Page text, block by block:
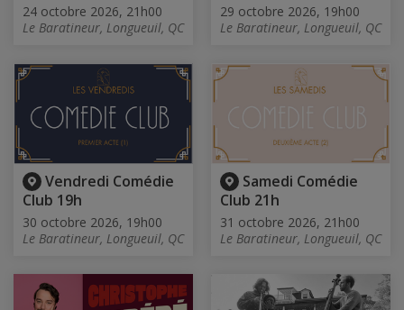
24 octobre 2026, 21h00
Le Baratineur, Longueuil, QC
29 octobre 2026, 19h00
Le Baratineur, Longueuil, QC
Vendredi Comédie
Club 19h
30 octobre 2026, 19h00
Le Baratineur, Longueuil, QC
Samedi Comédie
Club 21h
31 octobre 2026, 21h00
Le Baratineur, Longueuil, QC